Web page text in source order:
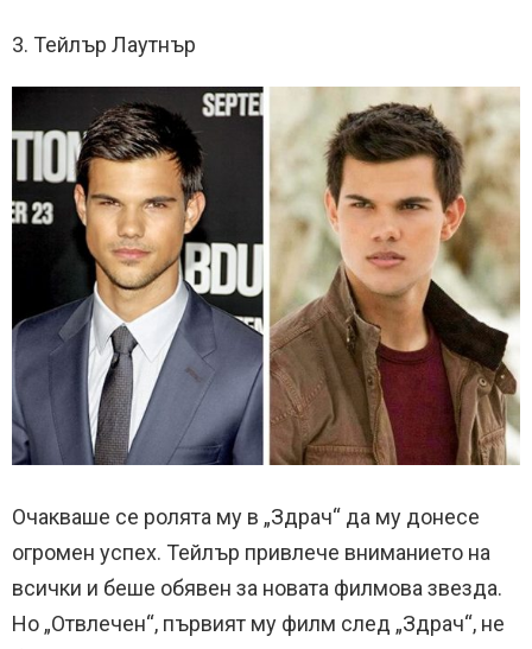
3. Тейлър Лаутнър
Очакваше се ролята му в „Здрач“ да му донесе
огромен успех. Тейлър привлече вниманието на
всички и беше обявен за новата филмова звезда.
Но „Отвлечен“, първият му филм след „Здрач“, не